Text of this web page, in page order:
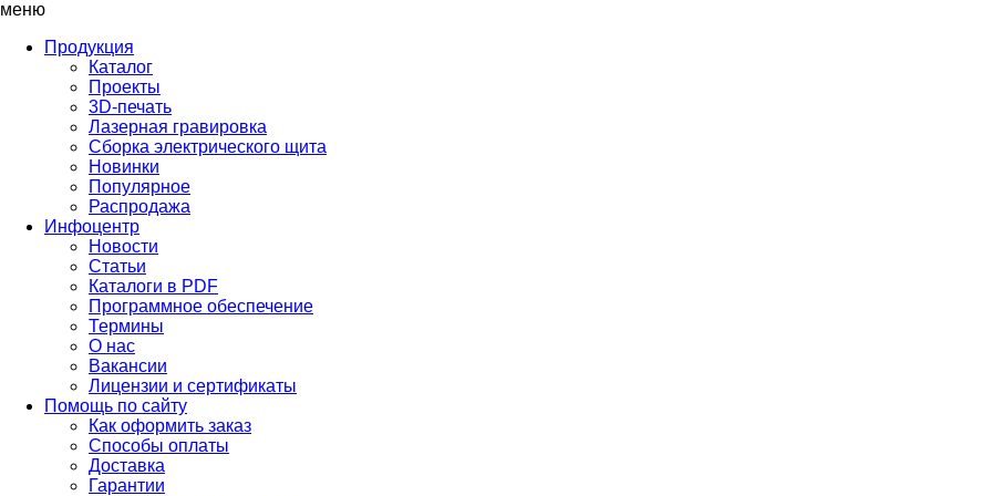
меню
Продукция
Каталог
Проекты
3D-печать
Лазерная гравировка
Сборка электрического щита
Новинки
Популярное
Распродажа
Инфоцентр
Новости
Статьи
Каталоги в PDF
Программное обеспечение
Термины
О нас
Вакансии
Лицензии и сертификаты
Помощь по сайту
Как оформить заказ
Способы оплаты
Доставка
Гарантии